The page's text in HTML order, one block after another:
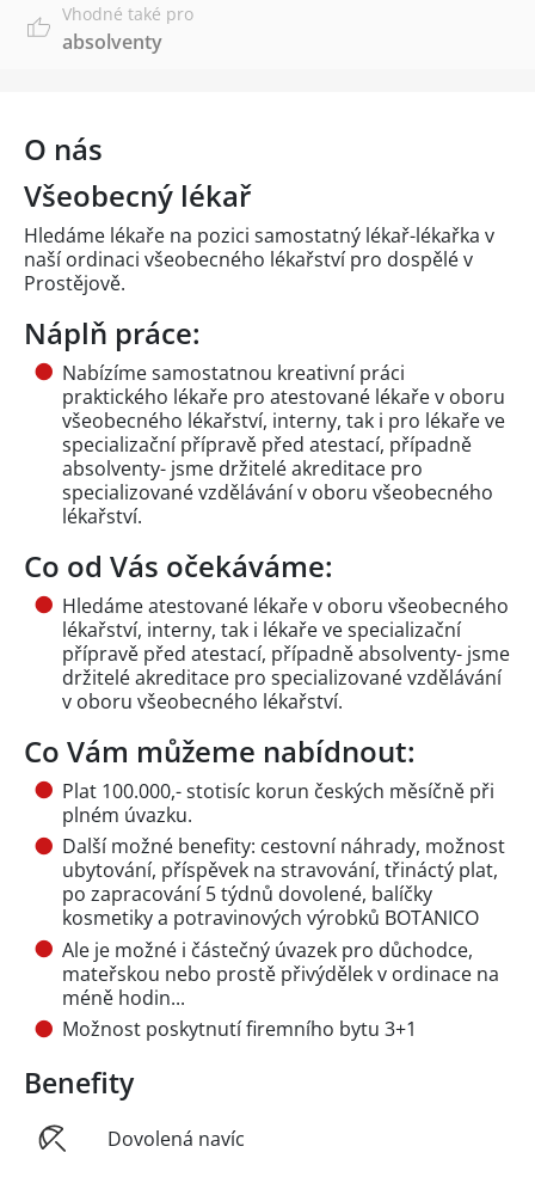
Vhodné také pro
absolventy
O nás
Všeobecný lékař
Hledáme lékaře na pozici samostatný lékař-lékařka v
naší ordinaci všeobecného lékařství pro dospělé v
Prostějově.
Náplň práce:
Nabízíme samostatnou kreativní práci
praktického lékaře pro atestované lékaře v oboru
všeobecného lékařství, interny, tak i pro lékaře ve
specializační přípravě před atestací, případně
absolventy- jsme držitelé akreditace pro
specializované vzdělávání v oboru všeobecného
lékařství.
Co od Vás očekáváme:
Hledáme atestované lékaře v oboru všeobecného
lékařství, interny, tak i lékaře ve specializační
přípravě před atestací, případně absolventy- jsme
držitelé akreditace pro specializované vzdělávání
v oboru všeobecného lékařství.
Co Vám můžeme nabídnout:
Plat 100.000,- stotisíc korun českých měsíčně při
plném úvazku.
Další možné benefity: cestovní náhrady, možnost
ubytování, příspěvek na stravování, třináctý plat,
po zapracování 5 týdnů dovolené, balíčky
kosmetiky a potravinových výrobků BOTANICO
Ale je možné i částečný úvazek pro důchodce,
mateřskou nebo prostě přivýdělek v ordinace na
méně hodin...
Možnost poskytnutí firemního bytu 3+1
Benefity
Dovolená navíc